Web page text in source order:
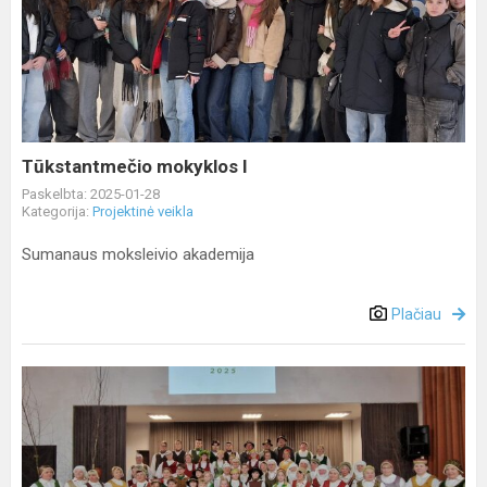
mokyklos
I
Tūkstantmečio mokyklos I
Paskelbta: 2025-01-28
Kategorija: Projektinė veikla
Sumanaus moksleivio akademija
Plačiau
Lietuvių
liaudies
dainų
metai